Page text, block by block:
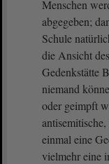
Menschen
abgegeben;
Schule
die Ansicht
Gedenkstätte
niemand
oder geimpft
einmal eine
vielmehr eine